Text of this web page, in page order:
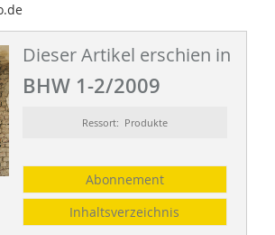
Dieser Artikel erschien in
BHW 1-2/2009
Ressort: Produkte
Abonnement
Inhaltsverzeichnis